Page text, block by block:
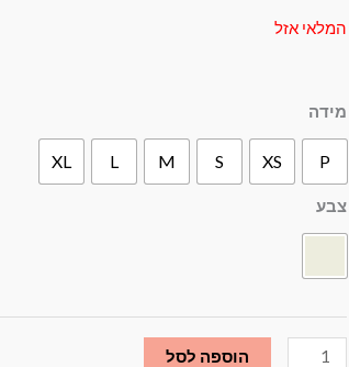
המלאי אזל
מידה
P
XS
S
M
L
XL
צבע
כמות
של
אפודה
פרח
ירוק
הוספה לסל